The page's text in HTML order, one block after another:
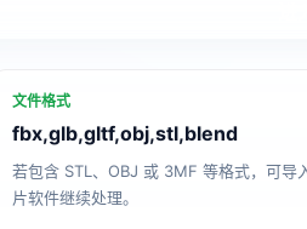
文件格式
fbx,glb,gltf,obj,stl,blend
若包含 STL、OBJ 或 3MF 等格式，可导
片软件继续处理。